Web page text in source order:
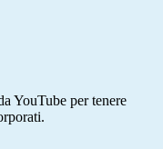
YouTube per tenere